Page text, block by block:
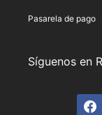
Pasarela de pago
Síguenos en